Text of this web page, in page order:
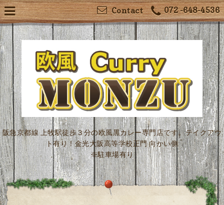
072 -648-4536
Contact
阪急京都線 上牧駅徒歩３分の欧風黒カレー専門店です。テイクアウ
ト有り！金光大阪高等学校正門 向かい側
※駐車場有り